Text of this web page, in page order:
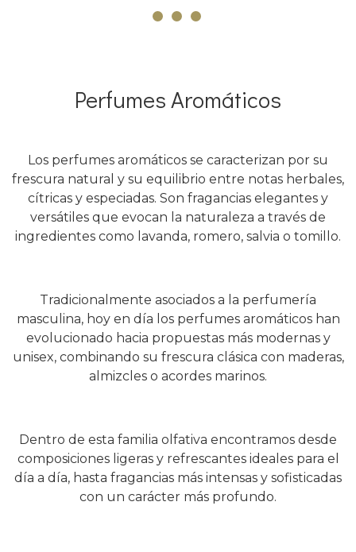
Perfumes Aromáticos
Los perfumes aromáticos se caracterizan por su
frescura natural y su equilibrio entre notas herbales,
cítricas y especiadas. Son fragancias elegantes y
versátiles que evocan la naturaleza a través de
ingredientes como lavanda, romero, salvia o tomillo.
Tradicionalmente asociados a la perfumería
masculina, hoy en día los perfumes aromáticos han
evolucionado hacia propuestas más modernas y
unisex, combinando su frescura clásica con maderas,
almizcles o acordes marinos.
Dentro de esta familia olfativa encontramos desde
composiciones ligeras y refrescantes ideales para el
día a día, hasta fragancias más intensas y sofisticadas
con un carácter más profundo.